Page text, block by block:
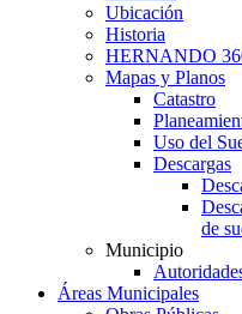
Ubicación
Historia
HERNANDO
Mapas y Planos
Catastro
Uso del
Descargas
de
Municipio
Áreas Municipales